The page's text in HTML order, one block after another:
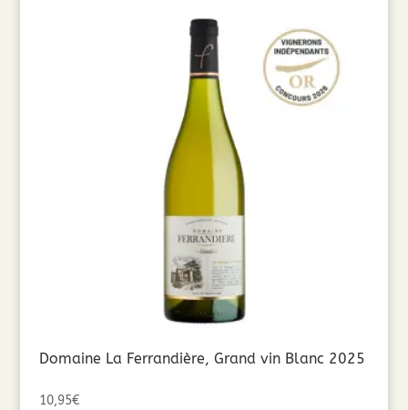
Domaine La Ferrandière, Grand vin Blanc 2025
10,95€